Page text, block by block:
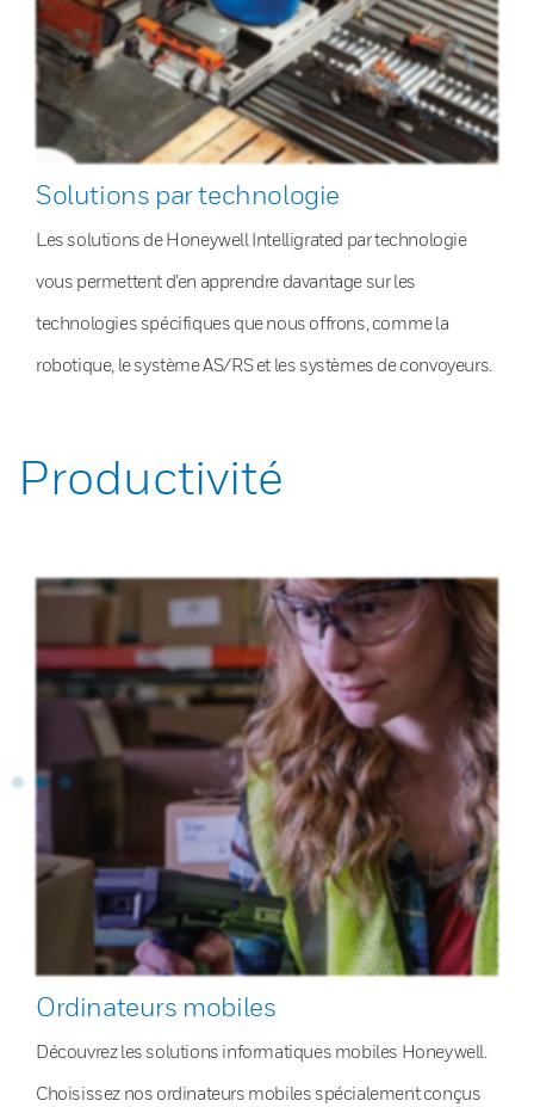
Solutions par technologie
Les solutions de Honeywell Intelligrated par technologie
vous permettent d’en apprendre davantage sur les
technologies spécifiques que nous offrons, comme la
robotique, le système AS/RS et les systèmes de convoyeurs.
Productivité
Ordinateurs mobiles
Découvrez les solutions informatiques mobiles Honeywell.
Choisissez nos ordinateurs mobiles spécialement conçus